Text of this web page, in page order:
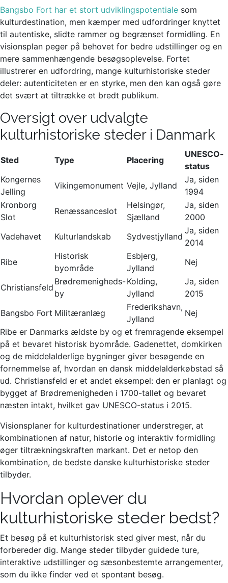
Bangsbo Fort har et stort udviklingspotentiale som
kulturdestination, men kæmper med udfordringer knyttet
til autentiske, slidte rammer og begrænset formidling. En
visionsplan peger på behovet for bedre udstillinger og en
mere sammenhængende besøgsoplevelse. Fortet
illustrerer en udfordring, mange kulturhistoriske steder
deler: autenticiteten er en styrke, men den kan også gøre
det svært at tiltrække et bredt publikum.
Oversigt over udvalgte
kulturhistoriske steder i Danmark
Sted Type Placering
UNESCO-
status
Kongernes
Jelling
Vikingemonument Vejle, Jylland
Ja, siden
1994
Kronborg
Slot
Renæssanceslot
Helsingør,
Sjælland
Ja, siden
2000
Vadehavet
Kulturlandskab Sydvestjylland
Ja, siden
2014
Ribe
Historisk
byområde
Esbjerg,
Jylland
Nej
Christiansfeld
Brødremenigheds-
by
Kolding,
Jylland
Ja, siden
2015
Bangsbo Fort Militæranlæg
Frederikshavn,
Jylland
Nej
Ribe er Danmarks ældste by og et fremragende eksempel
på et bevaret historisk byområde. Gadenettet, domkirken
og de middelalderlige bygninger giver besøgende en
fornemmelse af, hvordan en dansk middelalderkøbstad så
ud. Christiansfeld er et andet eksempel: den er planlagt og
bygget af Brødremenigheden i 1700-tallet og bevaret
næsten intakt, hvilket gav UNESCO-status i 2015.
Visionsplaner for kulturdestinationer understreger, at
kombinationen af natur, historie og interaktiv formidling
øger tiltrækningskraften markant. Det er netop den
kombination, de bedste danske kulturhistoriske steder
tilbyder.
Hvordan oplever du
kulturhistoriske steder bedst?
Et besøg på et kulturhistorisk sted giver mest, når du
forbereder dig. Mange steder tilbyder guidede ture,
interaktive udstillinger og sæsonbestemte arrangementer,
som du ikke finder ved et spontant besøg.